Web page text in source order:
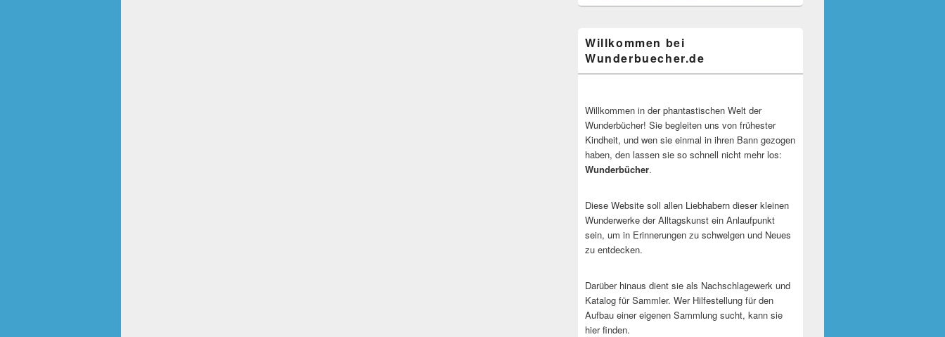
Willkommen bei
Wunderbuecher.de
Willkommen in der phantastischen Welt der
Wunderbücher! Sie begleiten uns von frühester
Kindheit, und wen sie einmal in ihren Bann gezogen
haben, den lassen sie so schnell nicht mehr los:
Wunderbücher.
Diese Website soll allen Liebhabern dieser kleinen
Wunderwerke der Alltagskunst ein Anlaufpunkt
sein, um in Erinnerungen zu schwelgen und Neues
zu entdecken.
Darüber hinaus dient sie als Nachschlagewerk und
Katalog für Sammler. Wer Hilfestellung für den
Aufbau einer eigenen Sammlung sucht, kann sie
hier finden.